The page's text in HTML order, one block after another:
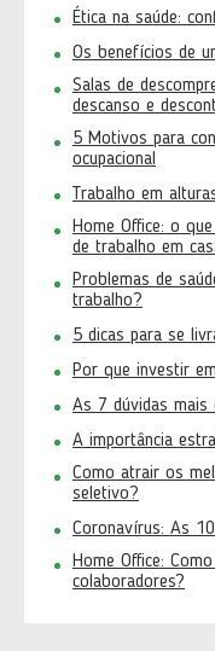
Ética na saúde:
Os benefícios de
Salas de
descanso e
5 Motivos para
ocupacional
Trabalho em
Home Office: o
de trabalho em
Problemas de
trabalho?
5 dicas para se
Por que investir
As 7 dúvidas mais
A importância
Como atrair os
seletivo?
Coronavírus: As
Home Office:
colaboradores?